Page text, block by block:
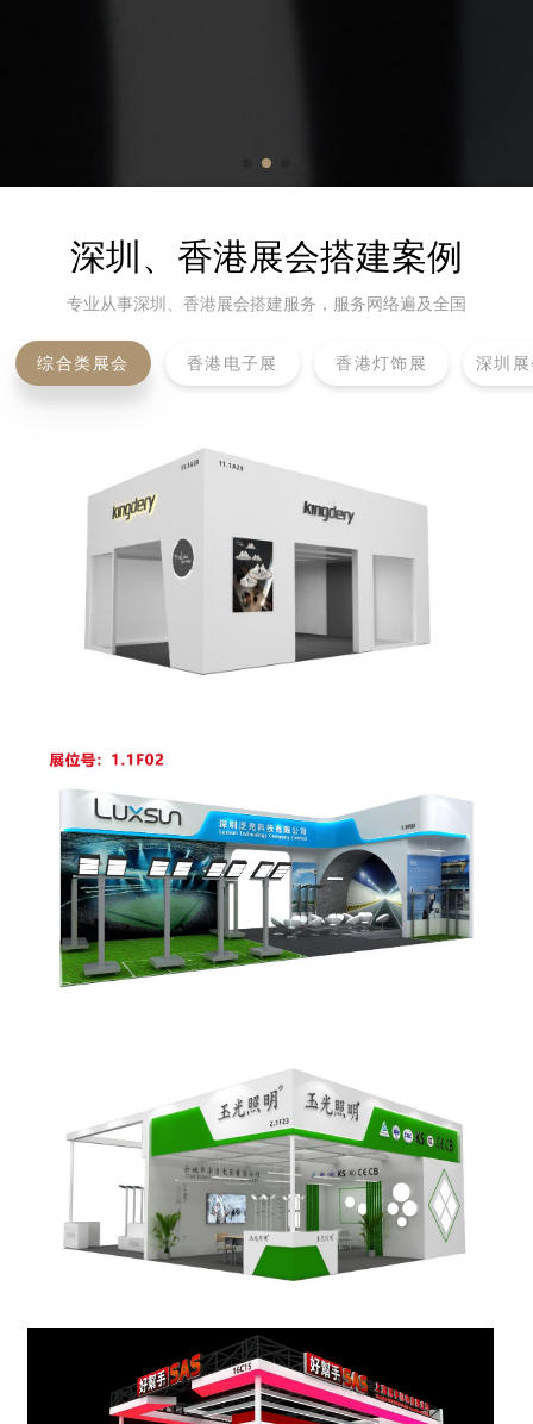
深圳、香港展会搭建案例
专业从事深圳、香港展会搭建服务，服务网络遍及全国
综合类展会 香港电子展 香港灯饰展 深圳